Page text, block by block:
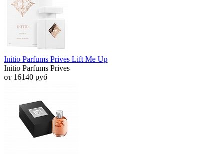
Initio Parfums Prives Lift Me Up
Initio Parfums Prives
от 16140 руб